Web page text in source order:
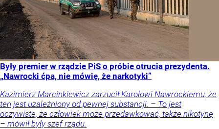
Były premier w rządzie PiS o próbie otrucia prezydenta.
„Nawrocki ćpa, nie mówię, że narkotyki”
Kazimierz Marcinkiewicz zarzucił Karolowi Nawrockiemu, że
ten jest uzależniony od pewnej substancji. – To jest
oczywiste, że człowiek może przedawkować, także nikotynę
– mówił były szef rządu.